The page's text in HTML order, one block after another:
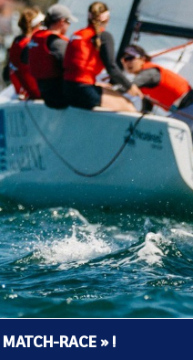
RACE » !